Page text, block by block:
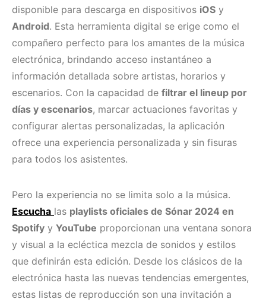
disponible para descarga en dispositivos iOS y
Android. Esta herramienta digital se erige como el
compañero perfecto para los amantes de la música
electrónica, brindando acceso instantáneo a
información detallada sobre artistas, horarios y
escenarios. Con la capacidad de filtrar el lineup por
días y escenarios, marcar actuaciones favoritas y
configurar alertas personalizadas, la aplicación
ofrece una experiencia personalizada y sin fisuras
para todos los asistentes.
Pero la experiencia no se limita solo a la música.
Escucha las playlists oficiales de Sónar 2024 en
Spotify y YouTube proporcionan una ventana sonora
y visual a la ecléctica mezcla de sonidos y estilos
que definirán esta edición. Desde los clásicos de la
electrónica hasta las nuevas tendencias emergentes,
estas listas de reproducción son una invitación a